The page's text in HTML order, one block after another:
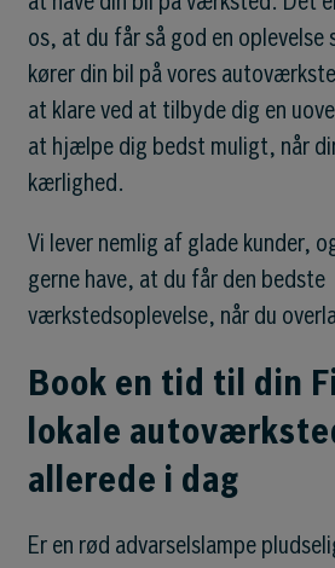
os, at du får så god en oplevelse
kører din bil på vores
at klare ved at tilbyde dig en
at hjælpe dig bedst muligt, når
kærlighed.
Vi lever nemlig af glade kunder,
gerne have, at du får den bedste
værkstedsoplevelse, når du
Book en tid til din
lokale
allerede i dag
Er en rød advarselslampe